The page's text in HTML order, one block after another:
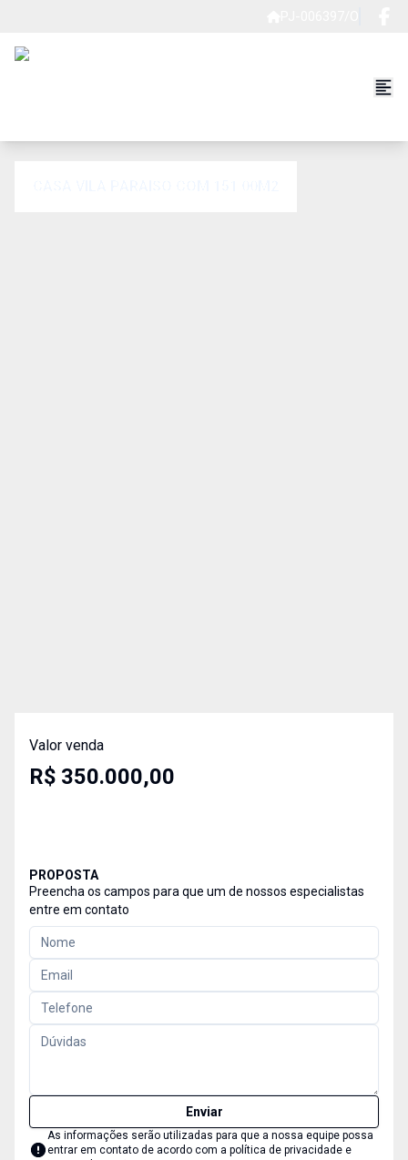
Valor venda
R$ 350.000,00
PROPOSTA
Preencha os campos para que um de nossos especialistas
entre em contato
Enviar
As informações serão utilizadas para que a nossa equipe possa
entrar em contato de acordo com a política de privacidade e